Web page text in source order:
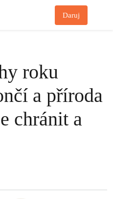
Daruj
roku
a příroda
chránit a